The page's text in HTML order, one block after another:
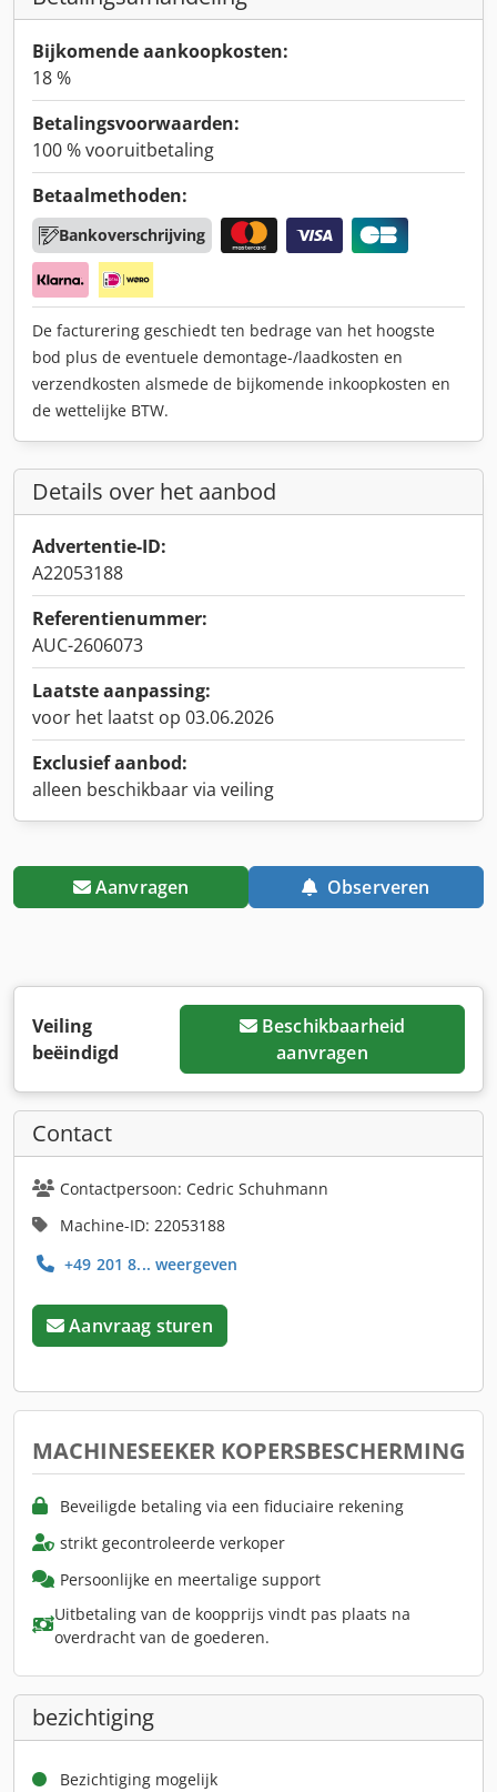
Bijkomende aankoopkosten:
18 %
Betalingsvoorwaarden:
100 % vooruitbetaling
Betaalmethoden:
Bankoverschrijving
De facturering geschiedt ten bedrage van het hoogste
bod plus de eventuele demontage-/laadkosten en
verzendkosten alsmede de bijkomende inkoopkosten en
de wettelijke BTW.
Details over het aanbod
Advertentie-ID:
A22053188
Referentienummer:
AUC-2606073
Laatste aanpassing:
voor het laatst op 03.06.2026
Exclusief aanbod:
alleen beschikbaar via veiling
Aanvragen Observeren
Veiling
beëindigd
Beschikbaarheid
aanvragen
Contact
Contactpersoon: Cedric Schuhmann
Machine-ID: 22053188
+49 201 8... weergeven
Aanvraag sturen
MACHINESEEKER KOPERSBESCHERMING
Beveiligde betaling via een fiduciaire rekening
strikt gecontroleerde verkoper
Persoonlijke en meertalige support
Uitbetaling van de koopprijs vindt pas plaats na
overdracht van de goederen.
bezichtiging
Bezichtiging mogelijk